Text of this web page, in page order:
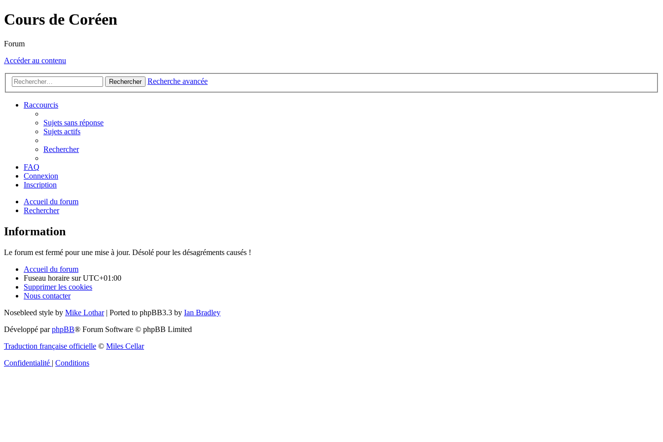
Cours de Coréen
Forum
Accéder au contenu
Rechercher Recherche avancée
Raccourcis
Sujets sans réponse
Sujets actifs
Rechercher
FAQ
Connexion
Inscription
Accueil du forum
Rechercher
Information
Le forum est fermé pour une mise à jour. Désolé pour les désagréments causés !
Accueil du forum
Fuseau horaire surUTC+01:00
Supprimer les cookies
Nous contacter
Nosebleed style by Mike Lothar| Ported to phpBB3.3 by Ian Bradley
Développé parphpBB® Forum Software © phpBB Limited
Traduction française officielle © Miles Cellar
Confidentialité | Conditions